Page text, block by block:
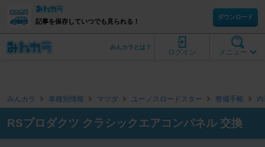
記事を保存していつでも見られる！
ダウンロード
メニュー
ログイン
みんカラとは？
みんカラ 車種別情報 マツダ ユーノスロードスター 整備手帳
RSプロダクツ クラシックエアコンパネル 交換